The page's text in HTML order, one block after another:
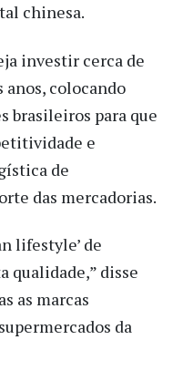
chinesa.
investir cerca de
anos, colocando
brasileiros para que
e
de
das mercadorias.
lifestyle’ de
qualidade,” disse
as marcas
da